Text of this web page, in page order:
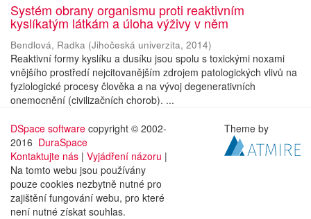
Systém obrany organismu proti reaktivním
kyslíkatým látkám a úloha výživy v něm
Bendlová, Radka (Jihočeská univerzita, 2014)
Reaktivní formy kyslíku a dusíku jsou spolu s toxickými noxami
vnějšího prostředí nejcitovanějším zdrojem patologických vlivů na
fyziologické procesy člověka a na vývoj degenerativních
onemocnění (civilizačních chorob). ...
DSpace software copyright © 2002-
2016 DuraSpace
Kontaktujte nás | Vyjádření názoru |
Na tomto webu jsou používány
pouze cookies nezbytně nutné pro
zajištění fungování webu, pro které
není nutné získat souhlas.
Theme by